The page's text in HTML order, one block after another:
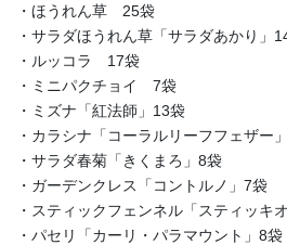
・ほうれん草 25袋
・サラダほうれん草「サラダあかり」
・ルッコラ 17袋
・ミニパクチョイ 7袋
・ミズナ「紅法師」13袋
・カラシナ「コーラルリーフフェザー
・サラダ春菊「きくまろ」8袋
・ガーデンクレス「コントルノ」7袋
・スティックフェンネル「スティッキ
・パセリ「カーリ・パラマウント」8袋